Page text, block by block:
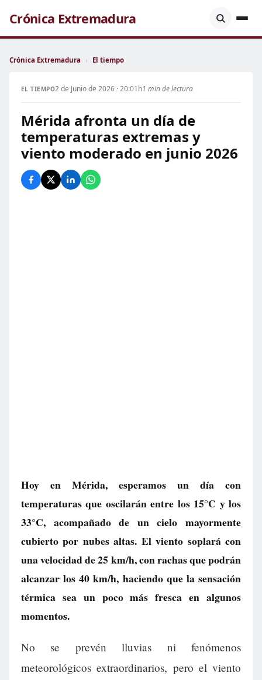
Crónica Extremadura
Crónica Extremadura › El tiempo
EL TIEMPO2 de Junio de 2026 · 20:01h1 min de lectura
Mérida afronta un día de
temperaturas extremas y
viento moderado en junio 2026
Hoy en Mérida, esperamos un día con
temperaturas que oscilarán entre los 15°C y los
33°C, acompañado de un cielo mayormente
cubierto por nubes altas. El viento soplará con
una velocidad de 25 km/h, con rachas que podrán
alcanzar los 40 km/h, haciendo que la sensación
térmica sea un poco más fresca en algunos
momentos.
No se prevén lluvias ni fenómenos
meteorológicos extraordinarios, pero el viento